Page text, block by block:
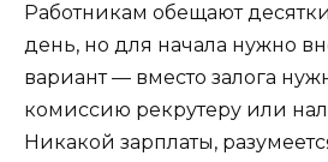
Работникам обещают
день, но для начала нужно
вариант — вместо залога
комиссию рекрутеру или
Никакой зарплаты,